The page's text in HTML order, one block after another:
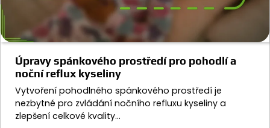
Úpravy spánkového prostředí pro pohodlí a
noční reflux kyseliny
Vytvoření pohodlného spánkového prostředí je
nezbytné pro zvládání nočního refluxu kyseliny a
zlepšení celkové kvality…